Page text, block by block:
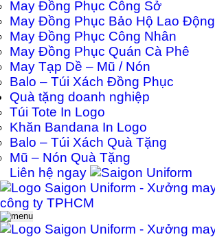
May Đồng Phục Công Sở
May Đồng Phục Bảo Hộ Lao Động
May Đồng Phục Công Nhân
May Đồng Phục Quán Cà Phê
May Tạp Dề – Mũ / Nón
Balo – Túi Xách Đồng Phục
Quà tặng doanh nghiệp
Túi Tote In Logo
Khăn Bandana In Logo
Balo – Túi Xách Quà Tặng
Mũ – Nón Quà Tặng
Liên hệ ngay